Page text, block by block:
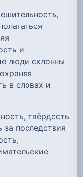
и
люди склонны
в словах и
твёрдость
за последствия